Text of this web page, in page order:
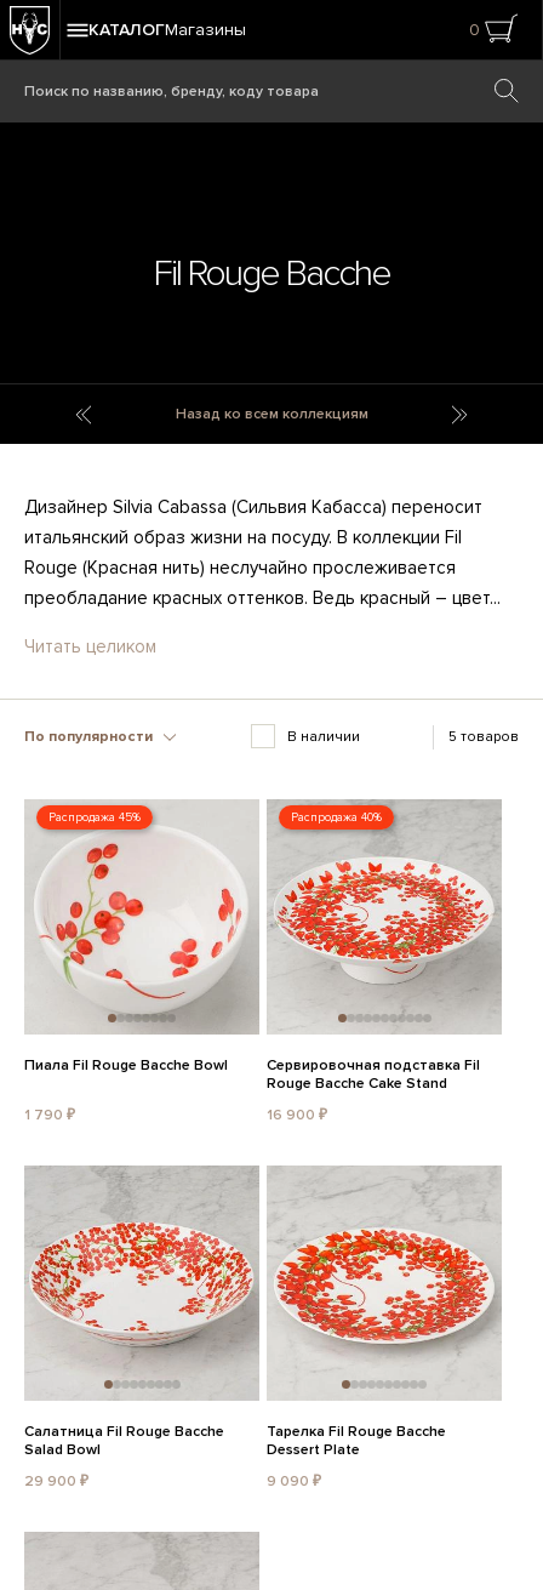
КАТАЛОГМагазины 0
Fil Rouge Bacche
Назад ко всем коллекциям
Дизайнер Silvia Cabassa (Сильвия Кабасса) переносит
итальянский образ жизни на посуду. В коллекции Fil
Rouge (Красная нить) неслучайно прослеживается
преобладание красных оттенков. Ведь красный – цвет...
Читать целиком
По популярности В наличии 5 товаров
Распродажа 45%
Пиала Fil Rouge Bacche Bowl
1 790 ₽
Распродажа 40%
Сервировочная подставка Fil
Rouge Bacche Cake Stand
16 900 ₽
Салатница Fil Rouge Bacche
Salad Bowl
29 900 ₽
Тарелка Fil Rouge Bacche
Dessert Plate
9 090 ₽